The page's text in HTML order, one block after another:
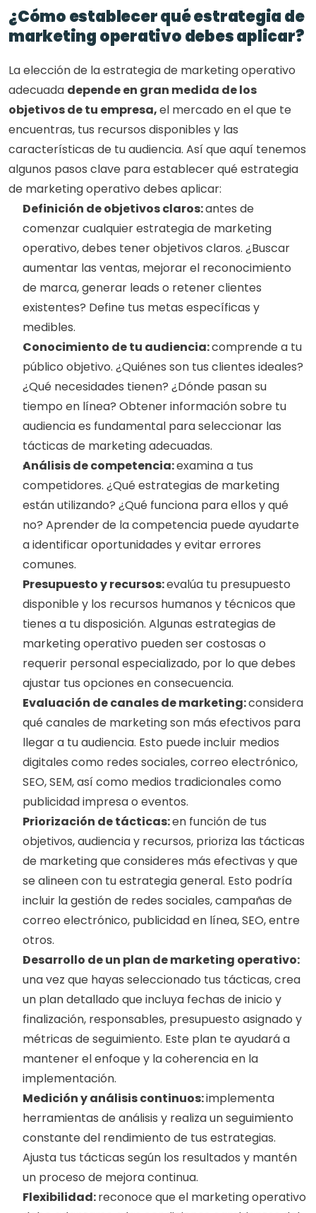
¿Cómo establecer qué estrategia de
marketing operativo debes aplicar?
La elección de la estrategia de marketing operativo
adecuada depende en gran medida de los
objetivos de tu empresa, el mercado en el que te
encuentras, tus recursos disponibles y las
características de tu audiencia. Así que aquí tenemos
algunos pasos clave para establecer qué estrategia
de marketing operativo debes aplicar:
Definición de objetivos claros: antes de
comenzar cualquier estrategia de marketing
operativo, debes tener objetivos claros. ¿Buscar
aumentar las ventas, mejorar el reconocimiento
de marca, generar leads o retener clientes
existentes? Define tus metas específicas y
medibles.
Conocimiento de tu audiencia: comprende a tu
público objetivo. ¿Quiénes son tus clientes ideales?
¿Qué necesidades tienen? ¿Dónde pasan su
tiempo en línea? Obtener información sobre tu
audiencia es fundamental para seleccionar las
tácticas de marketing adecuadas.
Análisis de competencia: examina a tus
competidores. ¿Qué estrategias de marketing
están utilizando? ¿Qué funciona para ellos y qué
no? Aprender de la competencia puede ayudarte
a identificar oportunidades y evitar errores
comunes.
Presupuesto y recursos: evalúa tu presupuesto
disponible y los recursos humanos y técnicos que
tienes a tu disposición. Algunas estrategias de
marketing operativo pueden ser costosas o
requerir personal especializado, por lo que debes
ajustar tus opciones en consecuencia.
Evaluación de canales de marketing: considera
qué canales de marketing son más efectivos para
llegar a tu audiencia. Esto puede incluir medios
digitales como redes sociales, correo electrónico,
SEO, SEM, así como medios tradicionales como
publicidad impresa o eventos.
Priorización de tácticas: en función de tus
objetivos, audiencia y recursos, prioriza las tácticas
de marketing que consideres más efectivas y que
se alineen con tu estrategia general. Esto podría
incluir la gestión de redes sociales, campañas de
correo electrónico, publicidad en línea, SEO, entre
otros.
una vez que hayas seleccionado tus tácticas, crea
un plan detallado que incluya fechas de inicio y
finalización, responsables, presupuesto asignado y
métricas de seguimiento. Este plan te ayudará a
mantener el enfoque y la coherencia en la
implementación.
Medición y análisis continuos: implementa
herramientas de análisis y realiza un seguimiento
constante del rendimiento de tus estrategias.
Ajusta tus tácticas según los resultados y mantén
un proceso de mejora continua.
Flexibilidad: reconoce que el marketing operativo